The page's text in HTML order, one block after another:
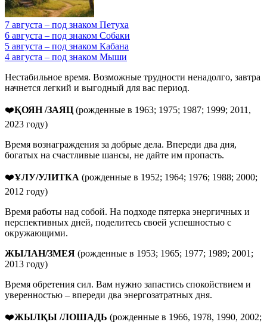
7 августа – под знаком Петуха
6 августа – под знаком Собаки
5 августа – под знаком Кабана
4 августа – под знаком Мыши
Нестабильное время. Возможные трудности ненадолго, завтра
начнется легкий и выгодный для вас период.
❤️ҚОЯН /ЗАЯЦ (рожденные в 1963; 1975; 1987; 1999; 2011,
2023 году)
Время вознаграждения за добрые дела. Впереди два дня,
богатых на счастливые шансы, не дайте им пропасть.
❤️ҰЛУ/УЛИТКА (рожденные в 1952; 1964; 1976; 1988; 2000;
2012 году)
Время работы над собой. На подходе пятерка энергичных и
перспективных дней, поделитесь своей успешностью с
окружающими.
ЖЫЛАН/ЗМЕЯ (рожденные в 1953; 1965; 1977; 1989; 2001;
2013 году)
Время обретения сил. Вам нужно запастись спокойствием и
уверенностью – впереди два энергозатратных дня.
❤️ЖЫЛҚЫ /ЛОШАДЬ (рожденные в 1966, 1978, 1990, 2002;